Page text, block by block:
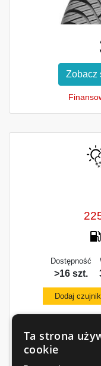
Zobacz
Dostępność
>16 szt.
Dodaj
Ta strona
cookie